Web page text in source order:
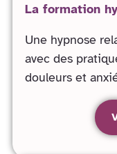
La formation
Une hypnose
avec des
douleurs et